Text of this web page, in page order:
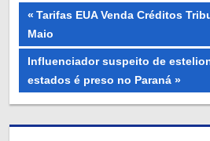
Navegação
de
Post
Previous
Post:
Tarifas EUA Venda Créditos
Maio
Next
Post:
Influenciador suspeito de
estados é preso no Paraná